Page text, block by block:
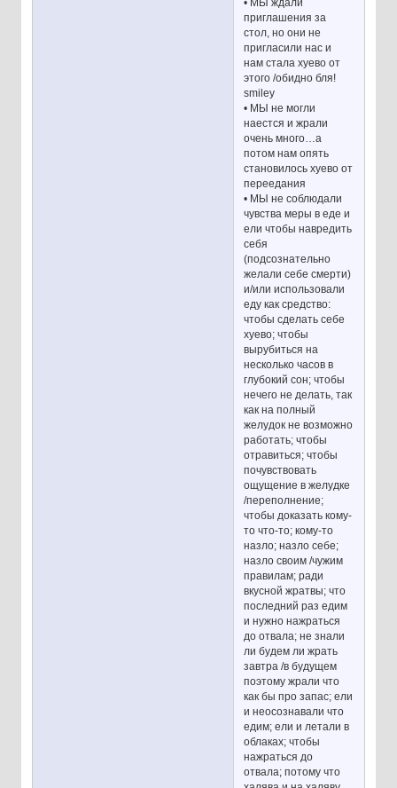
• МЫ ждали
приглашения за
стол, но они не
пригласили нас и
нам стала хуево от
этого /обидно бля!
smiley
• МЫ не могли
наестся и жрали
очень много…а
потом нам опять
становилось хуево от
переедания
• МЫ не соблюдали
чувства меры в еде и
ели чтобы навредить
себя
(подсознательно
желали себе смерти)
и/или использовали
еду как средство:
чтобы сделать себе
хуево; чтобы
вырубиться на
несколько часов в
глубокий сон; чтобы
нечего не делать, так
как на полный
желудок не возможно
работать; чтобы
отравиться; чтобы
почувствовать
ощущение в желудке
/переполнение;
чтобы доказать кому-
то что-то; кому-то
назло; назло себе;
назло своим /чужим
правилам; ради
вкусной жратвы; что
последний раз едим
и нужно нажраться
до отвала; не знали
ли будем ли жрать
завтра /в будущем
поэтому жрали что
как бы про запас; ели
и неосознавали что
едим; ели и летали в
облаках; чтобы
нажраться до
отвала; потому что